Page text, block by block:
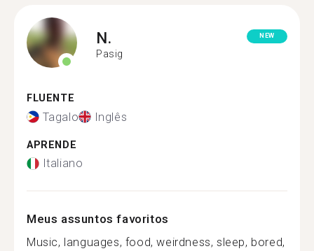
N.
Pasig
NEW
FLUENTE
Tagalo Inglês
APRENDE
Italiano
Meus assuntos favoritos
Music, languages, food, weirdness, sleep, bored,